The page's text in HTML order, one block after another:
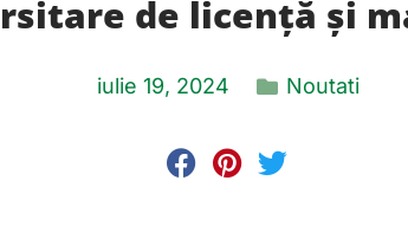
de licență și
iulie 19, 2024 Noutati